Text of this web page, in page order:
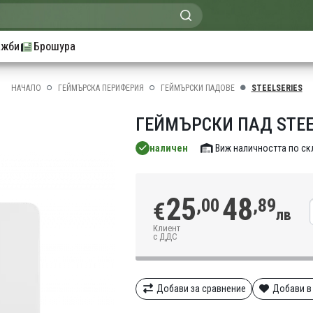
Брошура
НАЧАЛО ГЕЙМЪРСКА ПЕРИФЕРИЯ ГЕЙМЪРСКИ ПАДОВЕ STEELSERIES
ГЕЙМЪРСКИ ПАД
наличен Виж наличността по
€25,00 48,89лв
Клиент
с ДДС
Добави за сравнение Добави